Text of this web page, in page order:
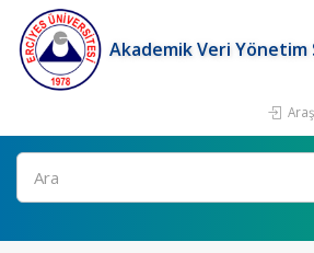
Akademik Veri Yönetim
Ara